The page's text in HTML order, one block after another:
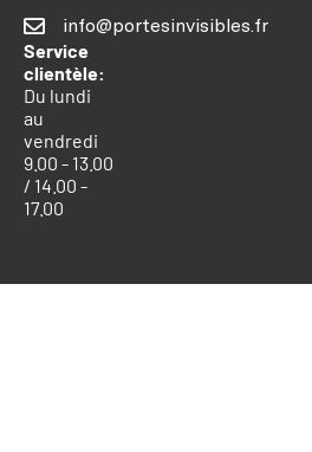
info@portesinvisibles.fr
Service
clientèle:
Du lundi
au
vendredi
9.00 - 13.00
/ 14.00 -
17.00